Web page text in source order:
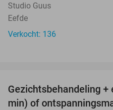
Studio Guus
Eefde
Verkocht: 136
Gezichtsbehandeling
min) of